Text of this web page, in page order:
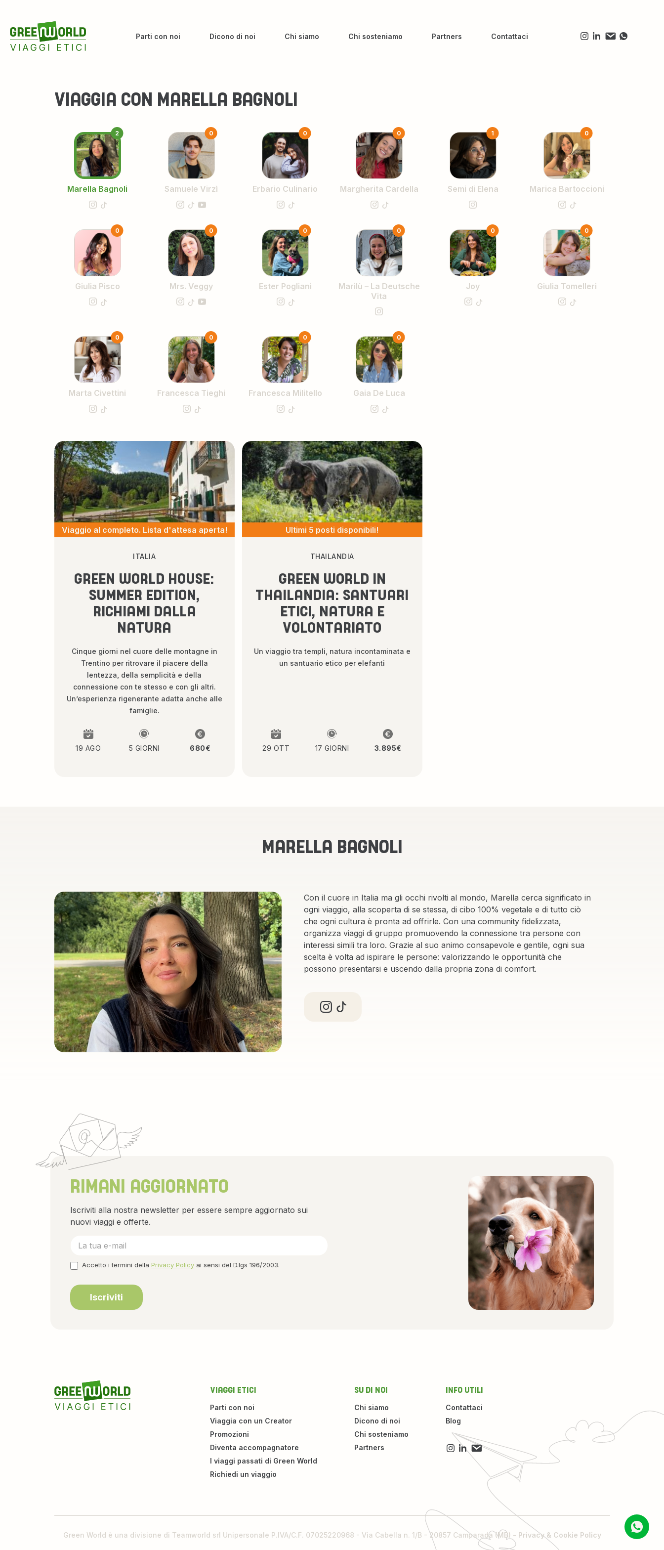
Parti con noi Dicono di noi Chi siamo Chi sosteniamo Partners Contattaci
VIAGGIA CON MARELLA BAGNOLI
2
Marella Bagnoli
0
Samuele Virzì
0
Erbario Culinario
0
Margherita Cardella
1
Semi di Elena
0
Marica Bartoccioni
0
Giulia Pisco
0
Mrs. Veggy
0
Ester Pogliani
0
Marilù – La Deutsche
Vita
0
Joy
0
Giulia Tomelleri
0
Marta Civettini
0
Francesca Tieghi
0
Francesca Militello
0
Gaia De Luca
Viaggio al completo. Lista d'attesa aperta!
ITALIA
GREEN WORLD HOUSE:
SUMMER EDITION,
RICHIAMI DALLA
NATURA
Cinque giorni nel cuore delle montagne in
Trentino per ritrovare il piacere della
lentezza, della semplicità e della
connessione con te stesso e con gli altri.
Un’esperienza rigenerante adatta anche alle
famiglie.
19 AGO 5 GIORNI 680€
Ultimi 5 posti disponibili!
THAILANDIA
GREEN WORLD IN
THAILANDIA: SANTUARI
ETICI, NATURA E
VOLONTARIATO
Un viaggio tra templi, natura incontaminata e
un santuario etico per elefanti
29 OTT 17 GIORNI 3.895€
MARELLA BAGNOLI
Con il cuore in Italia ma gli occhi rivolti al mondo, Marella cerca significato in
ogni viaggio, alla scoperta di se stessa, di cibo 100% vegetale e di tutto ciò
che ogni cultura è pronta ad offrirle. Con una community fidelizzata,
organizza viaggi di gruppo promuovendo la connessione tra persone con
interessi simili tra loro. Grazie al suo animo consapevole e gentile, ogni sua
scelta è volta ad ispirare le persone: valorizzando le opportunità che
possono presentarsi e uscendo dalla propria zona di comfort.
RIMANI AGGIORNATO
Iscriviti alla nostra newsletter per essere sempre aggiornato sui
nuovi viaggi e offerte.
Accetto i termini della Privacy Policy ai sensi del D.lgs 196/2003.
Iscriviti
VIAGGI ETICI
Parti con noi
Viaggia con un Creator
Promozioni
Diventa accompagnatore
I viaggi passati di Green World
Richiedi un viaggio
SU DI NOI
Chi siamo
Dicono di noi
Chi sosteniamo
Partners
INFO UTILI
Contattaci
Blog
Green World è una divisione di Teamworld srl Unipersonale P.IVA/C.F. 07025220968 - Via Cabella n. 1/B - 20857 Camparada (MB) - Privacy & Cookie Policy